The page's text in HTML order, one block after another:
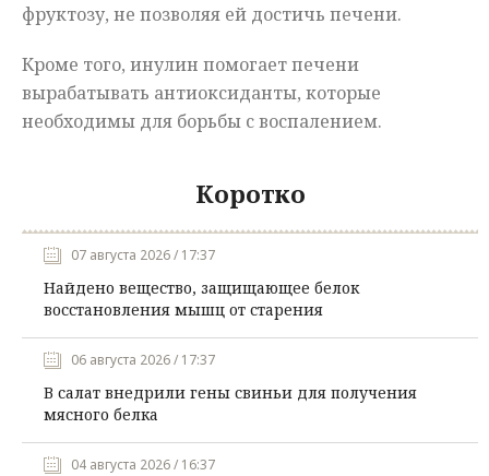
фруктозу, не позволяя ей достичь печени.
Кроме того, инулин помогает печени
вырабатывать антиоксиданты, которые
необходимы для борьбы с воспалением.
Коротко
07 августа 2026 / 17:37
Найдено вещество, защищающее белок
восстановления мышц от старения
06 августа 2026 / 17:37
В салат внедрили гены свиньи для получения
мясного белка
04 августа 2026 / 16:37